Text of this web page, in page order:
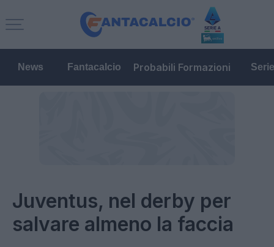
News Fantacalcio Probabili Formazioni
Juventus, nel derby per
salvare almeno la faccia